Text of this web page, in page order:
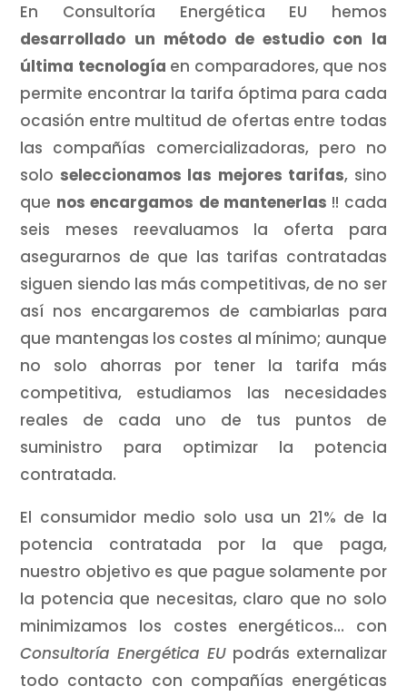
En Consultoría Energética EU hemos
desarrollado un método de estudio con la
última tecnología en comparadores, que nos
permite encontrar la tarifa óptima para cada
ocasión entre multitud de ofertas entre todas
las compañías comercializadoras, pero no
solo seleccionamos las mejores tarifas, sino
que nos encargamos de mantenerlas !! cada
seis meses reevaluamos la oferta para
asegurarnos de que las tarifas contratadas
siguen siendo las más competitivas, de no ser
así nos encargaremos de cambiarlas para
que mantengas los costes al mínimo; aunque
no solo ahorras por tener la tarifa más
competitiva, estudiamos las necesidades
reales de cada uno de tus puntos de
suministro para optimizar la potencia
contratada.
El consumidor medio solo usa un 21% de la
potencia contratada por la que paga,
nuestro objetivo es que pague solamente por
la potencia que necesitas, claro que no solo
minimizamos los costes energéticos… con
Consultoría Energética EU podrás externalizar
todo contacto con compañías energéticas